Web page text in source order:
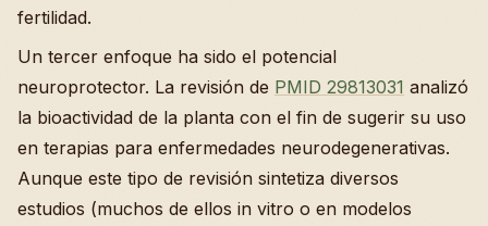
fertilidad.
Un tercer enfoque ha sido el potencial
neuroprotector. La revisión de PMID 29813031 analizó
la bioactividad de la planta con el fin de sugerir su uso
en terapias para enfermedades neurodegenerativas.
Aunque este tipo de revisión sintetiza diversos
estudios (muchos de ellos in vitro o en modelos